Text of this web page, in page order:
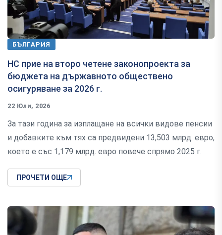
БЪЛГАРИЯ
НС прие на второ четене законопроекта за
бюджета на държавното обществено
осигуряване за 2026 г.
22 Юли, 2026
За тази година за изплащане на всички видове пенсии
и добавките към тях са предвидени 13,503 млрд. евро,
което е със 1,179 млрд. евро повече спрямо 2025 г.
ПРОЧЕТИ ОЩЕ